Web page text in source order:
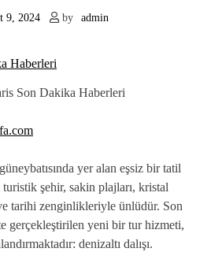
9, 2024 by admin
Son Dakika Haberleri
yer alan eşsiz bir tatil
şehir, sakin plajları, kristal
tarihi zenginlikleriyle ünlüdür. Son
gerçekleştirilen yeni bir tur hizmeti,
denizaltı dalışı.